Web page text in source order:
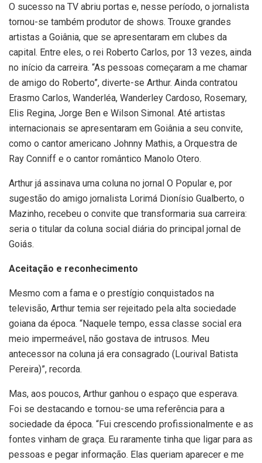
O sucesso na TV abriu portas e, nesse período, o jornalista
tornou-se também produtor de shows. Trouxe grandes
artistas a Goiânia, que se apresentaram em clubes da
capital. Entre eles, o rei Roberto Carlos, por 13 vezes, ainda
no início da carreira. “As pessoas começaram a me chamar
de amigo do Roberto”, diverte-se Arthur. Ainda contratou
Erasmo Carlos, Wanderléa, Wanderley Cardoso, Rosemary,
Elis Regina, Jorge Ben e Wilson Simonal. Até artistas
internacionais se apresentaram em Goiânia a seu convite,
como o cantor americano Johnny Mathis, a Orquestra de
Ray Conniff e o cantor romântico Manolo Otero.
Arthur já assinava uma coluna no jornal O Popular e, por
sugestão do amigo jornalista Lorimá Dionísio Gualberto, o
Mazinho, recebeu o convite que transformaria sua carreira:
seria o titular da coluna social diária do principal jornal de
Goiás.
Aceitação e reconhecimento
Mesmo com a fama e o prestígio conquistados na
televisão, Arthur temia ser rejeitado pela alta sociedade
goiana da época. “Naquele tempo, essa classe social era
meio impermeável, não gostava de intrusos. Meu
antecessor na coluna já era consagrado (Lourival Batista
Pereira)”, recorda.
Mas, aos poucos, Arthur ganhou o espaço que esperava.
Foi se destacando e tornou-se uma referência para a
sociedade da época. “Fui crescendo profissionalmente e as
fontes vinham de graça. Eu raramente tinha que ligar para as
pessoas e pegar informação. Elas queriam aparecer e me